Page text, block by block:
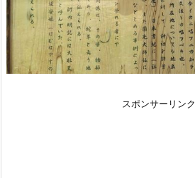
スポンサーリンク